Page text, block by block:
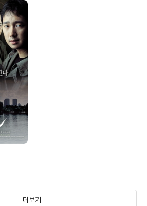
더보기